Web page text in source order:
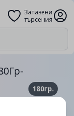
Запазени
търсения
180гр.